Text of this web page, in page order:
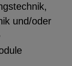
und/oder